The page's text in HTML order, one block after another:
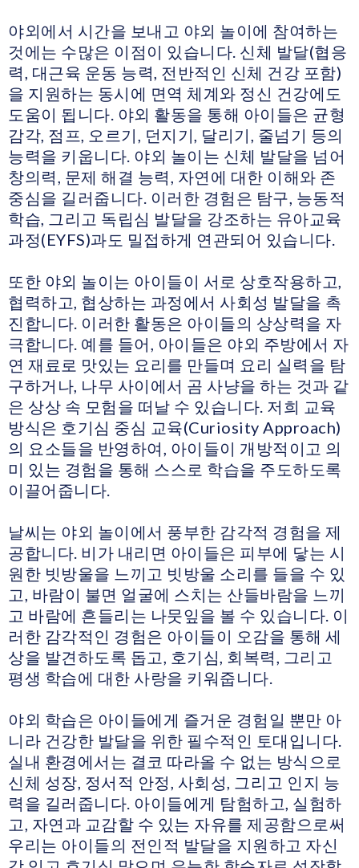
야외에서 시간을 보내고 야외 놀이에 참여하는
것에는 수많은 이점이 있습니다. 신체 발달(협응
력, 대근육 운동 능력, 전반적인 신체 건강 포함)
을 지원하는 동시에 면역 체계와 정신 건강에도
도움이 됩니다. 야외 활동을 통해 아이들은 균형
감각, 점프, 오르기, 던지기, 달리기, 줄넘기 등의
능력을 키웁니다. 야외 놀이는 신체 발달을 넘어
창의력, 문제 해결 능력, 자연에 대한 이해와 존
중심을 길러줍니다. 이러한 경험은 탐구, 능동적
학습, 그리고 독립심 발달을 강조하는 유아교육
과정(EYFS)과도 밀접하게 연관되어 있습니다.
또한 야외 놀이는 아이들이 서로 상호작용하고,
협력하고, 협상하는 과정에서 사회성 발달을 촉
진합니다. 이러한 활동은 아이들의 상상력을 자
극합니다. 예를 들어, 아이들은 야외 주방에서 자
연 재료로 맛있는 요리를 만들며 요리 실력을 탐
구하거나, 나무 사이에서 곰 사냥을 하는 것과 같
은 상상 속 모험을 떠날 수 있습니다. 저희 교육
방식은 호기심 중심 교육(Curiosity Approach)
의 요소들을 반영하여, 아이들이 개방적이고 의
미 있는 경험을 통해 스스로 학습을 주도하도록
이끌어줍니다.
날씨는 야외 놀이에서 풍부한 감각적 경험을 제
공합니다. 비가 내리면 아이들은 피부에 닿는 시
원한 빗방울을 느끼고 빗방울 소리를 들을 수 있
고, 바람이 불면 얼굴에 스치는 산들바람을 느끼
고 바람에 흔들리는 나뭇잎을 볼 수 있습니다. 이
러한 감각적인 경험은 아이들이 오감을 통해 세
상을 발견하도록 돕고, 호기심, 회복력, 그리고
평생 학습에 대한 사랑을 키워줍니다.
야외 학습은 아이들에게 즐거운 경험일 뿐만 아
니라 건강한 발달을 위한 필수적인 토대입니다.
실내 환경에서는 결코 따라올 수 없는 방식으로
신체 성장, 정서적 안정, 사회성, 그리고 인지 능
력을 길러줍니다. 아이들에게 탐험하고, 실험하
고, 자연과 교감할 수 있는 자유를 제공함으로써
우리는 아이들의 전인적 발달을 지원하고 자신